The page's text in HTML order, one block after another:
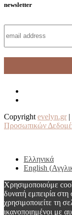
newsletter
Copyright evelyn.gr |
Προσωπικών
Ελληνικά
English (
Χρησιμοποιούμε
δυνατή εμπειρία
χρησιμοποιείτε τη
ικανοποιημένοι με